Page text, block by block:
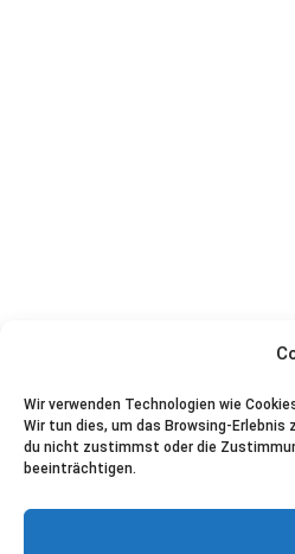
Wir verwenden Technologien wie
Wir tun dies, um das Browsing-Erlebnis
du nicht zustimmst oder die
beeinträchtigen.